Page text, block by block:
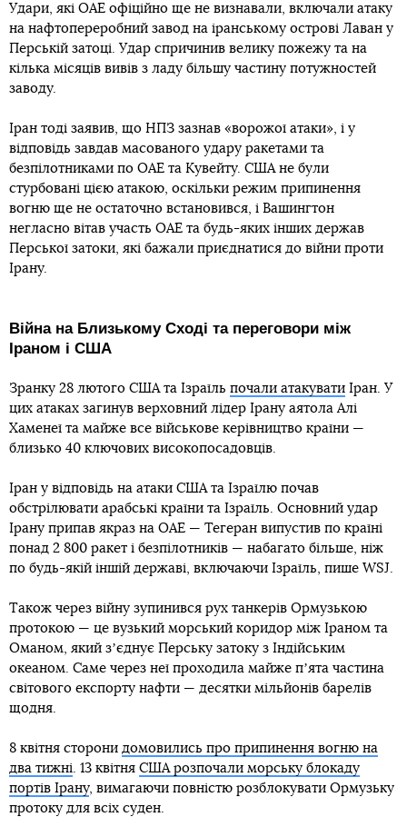
Удари, які ОАЕ офіційно ще не визнавали, включали атаку
на нафтопереробний завод на іранському острові Лаван у
Перській затоці. Удар спричинив велику пожежу та на
кілька місяців вивів з ладу більшу частину потужностей
заводу.
Іран тоді заявив, що НПЗ зазнав «ворожої атаки», і у
відповідь завдав масованого удару ракетами та
безпілотниками по ОАЕ та Кувейту. США не були
стурбовані цією атакою, оскільки режим припинення
вогню ще не остаточно встановився, і Вашингтон
негласно вітав участь ОАЕ та будь-яких інших держав
Перської затоки, які бажали приєднатися до війни проти
Ірану.
Війна на Близькому Сході та переговори між
Іраном і США
Зранку 28 лютого США та Ізраїль почали атакувати Іран. У
цих атаках загинув верховний лідер Ірану аятола Алі
Хаменеї та майже все військове керівництво країни —
близько 40 ключових високопосадовців.
Іран у відповідь на атаки США та Ізраїлю почав
обстрілювати арабські країни та Ізраїль. Основний удар
Ірану припав якраз на ОАЕ — Тегеран випустив по країні
понад 2 800 ракет і безпілотників — набагато більше, ніж
по будь-якій іншій державі, включаючи Ізраїль, пише WSJ.
Також через війну зупинився рух танкерів Ормузькою
протокою — це вузький морський коридор між Іраном та
Оманом, який зʼєднує Перську затоку з Індійським
океаном. Саме через неї проходила майже пʼята частина
світового експорту нафти — десятки мільйонів барелів
щодня.
8 квітня сторони домовились про припинення вогню на
два тижні. 13 квітня США розпочали морську блокаду
портів Ірану, вимагаючи повністю розблокувати Ормузьку
протоку для всіх суден.